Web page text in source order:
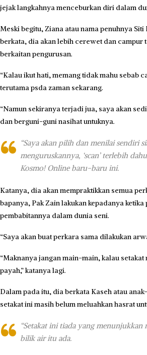
jejak langkahnya menceburkan diri dalam
Meski begitu, Ziana atau nama penuhnya Siti
berkata, dia akan lebih cerewet dan campur
berkaitan pengurusan.
“Kalau ikut hati, memang tidak mahu sebab
terutama psda zaman sekarang.
“Namun sekiranya terjadi jua, saya akan
dan berguni-guni nasihat untuknya.
“Saya akan pilih dan menilai sendiri
menguruskannya, ‘scan’ terlebih
Kosmo! Online baru-baru ini.
Katanya, dia akan mempraktikkan semua
bapanya, Pak Zain lakukan kepadanya
pembabitannya dalam dunia seni.
“Saya akan buat perkara sama dilakukan
“Maknanya jangan main-main, kalau setakat
payah,” katanya lagi.
Dalam pada itu, dia berkata Kaseh atau
setakat ini masih belum meluahkan hasrat
“Setakat ini tiada yang
bilik air itu ada.